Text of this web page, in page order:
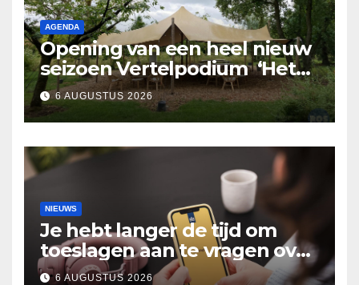
AGENDA
Opening van een heel nieuw
seizoen Vertelpodium ‘Het
Lopende Vuur’. Landelijke
verhalen in Bomentuin D’n
Hooidonk
6 AUGUSTUS 2026
NIEUWS
Je hebt langer de tijd om
toeslagen aan te vragen over
2025
6 AUGUSTUS 2026